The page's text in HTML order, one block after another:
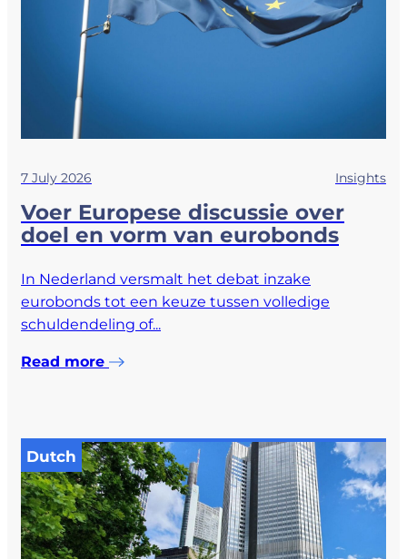
7 July 2026 Insights
Voer Europese discussie over
doel en vorm van eurobonds
In Nederland versmalt het debat inzake
eurobonds tot een keuze tussen volledige
schuldendeling of...
Read more
Dutch